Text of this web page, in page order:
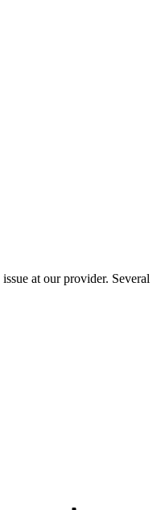
at our provider. Several